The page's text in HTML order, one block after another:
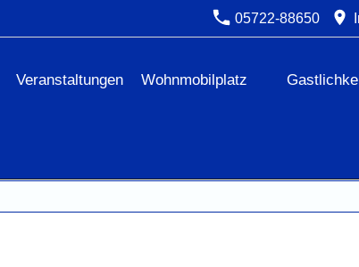
05722-88650
Veranstaltungen Wohnmobilplatz